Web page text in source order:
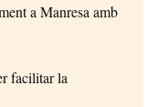
a Manresa amb
facilitar la